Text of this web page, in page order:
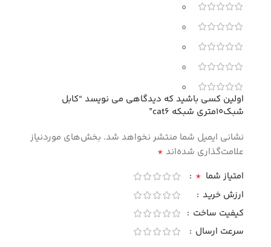
0
0
0
0
0
اولین کسی باشید که دیدگاهی می نویسد “کابل
شبک10متری شبکه cat6”
نشانی ایمیل شما منتشر نخواهد شد. بخش‌های موردنیاز
علامت‌گذاری شده‌اند *
امتیاز شما *
ارزش خرید
کیفیت ساخت
سرعت ارسال